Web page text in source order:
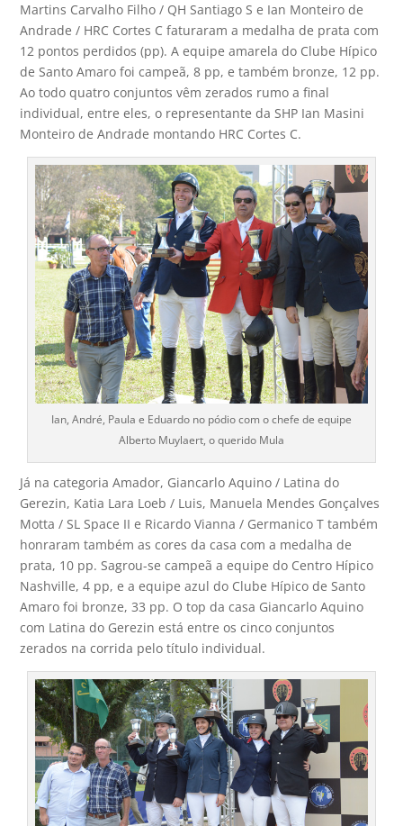
Martins Carvalho Filho / QH Santiago S e Ian Monteiro de
Andrade / HRC Cortes C faturaram a medalha de prata com
12 pontos perdidos (pp). A equipe amarela do Clube Hípico
de Santo Amaro foi campeã, 8 pp, e também bronze, 12 pp.
Ao todo quatro conjuntos vêm zerados rumo a final
individual, entre eles, o representante da SHP Ian Masini
Monteiro de Andrade montando HRC Cortes C.
Ian, André, Paula e Eduardo no pódio com o chefe de equipe
Alberto Muylaert, o querido Mula
Já na categoria Amador, Giancarlo Aquino / Latina do
Gerezin, Katia Lara Loeb / Luis, Manuela Mendes Gonçalves
Motta / SL Space II e Ricardo Vianna / Germanico T também
honraram também as cores da casa com a medalha de
prata, 10 pp. Sagrou-se campeã a equipe do Centro Hípico
Nashville, 4 pp, e a equipe azul do Clube Hípico de Santo
Amaro foi bronze, 33 pp. O top da casa Giancarlo Aquino
com Latina do Gerezin está entre os cinco conjuntos
zerados na corrida pelo título individual.